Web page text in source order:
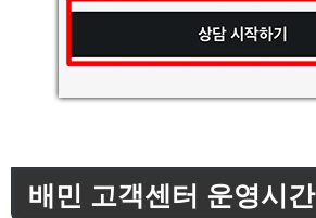
배민 고객센터 운영시간